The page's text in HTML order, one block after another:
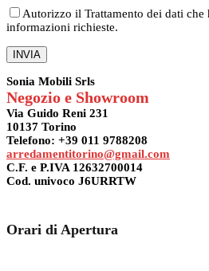
Autorizzo il Trattamento dei dati
informazioni richieste.
Sonia Mobili Srls
Negozio e Showroom
Via Guido Reni 231
10137 Torino
Telefono: +39 011 9788208
arredamentitorino@gmail.com
C.F. e P.IVA 12632700014
Cod. univoco J6URRTW
Orari di Apertura